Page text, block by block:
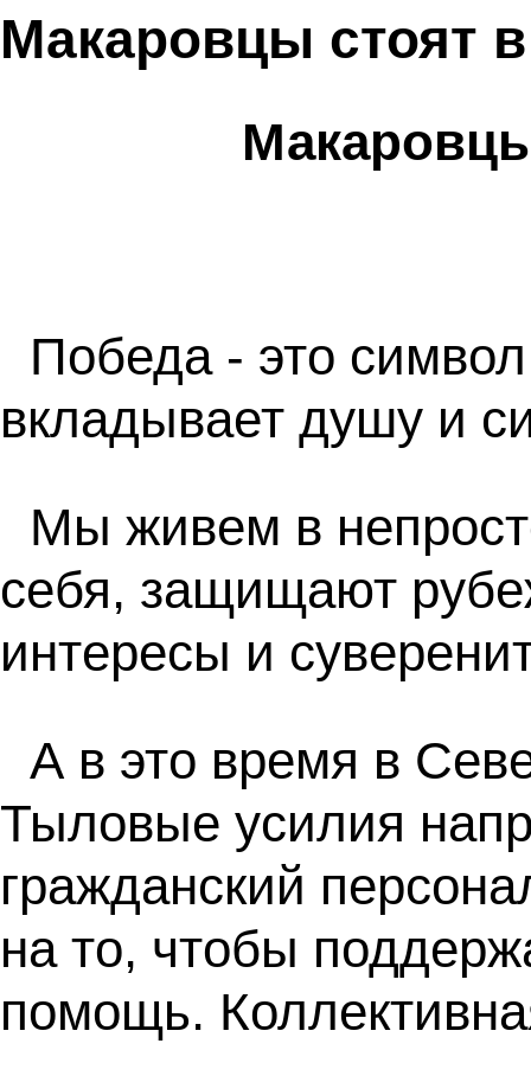
Макаровцы стоят
Победа - это
вкладывает душу и
Мы живем в
себя, защищают
интересы и
А в это время в
Тыловые усилия
гражданский
на то, чтобы
помощь.